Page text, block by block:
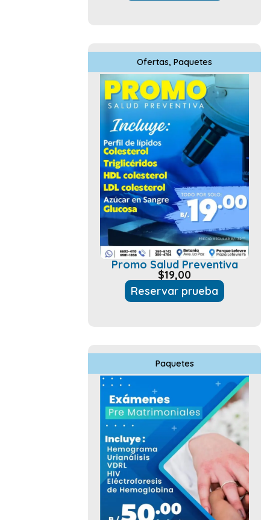
Ofertas,Paquetes
Promo Salud Preventiva
$19,00
Reservar prueba
Paquetes